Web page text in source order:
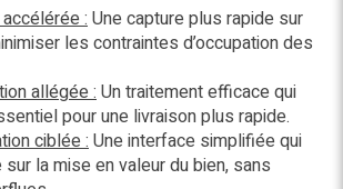
: Une capture plus rapide sur
les contraintes d’occupation des
allégée : Un traitement efficace qui
pour une livraison plus rapide.
ciblée : Une interface simplifiée qui
la mise en valeur du bien, sans